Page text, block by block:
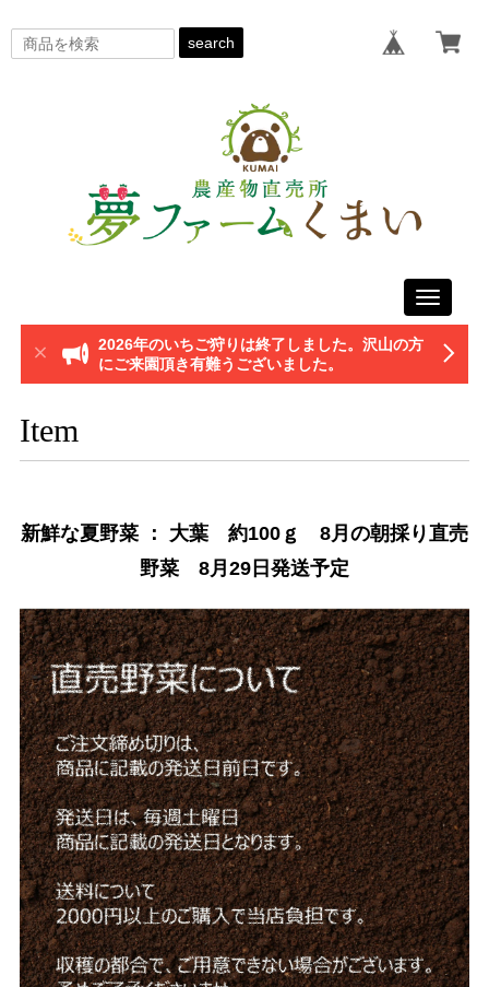
search
Toggle
2026年のいちご狩りは終了しました。沢山の方
にご来園頂き有難うございました。
Item
新鮮な夏野菜 ： 大葉 約100ｇ 8月の朝採り直売
野菜 8月29日発送予定